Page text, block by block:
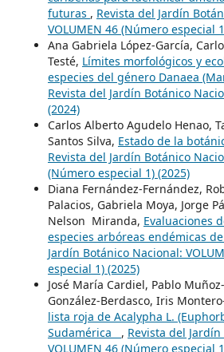
futuras , Revista del Jardín
VOLUMEN 46 (Número especial
Ana Gabriela López-García,
Testé, Límites morfológicos y
especies del género Danaea
Revista del Jardín Botánico
(2024)
Carlos Alberto Agudelo Henao,
Santos Silva, Estado de la
Revista del Jardín Botánico
(Número especial 1) (2025)
Diana Fernández-Fernández,
Palacios, Gabriela Moya, Jorge
Nelson Miranda, Evaluaciones
especies arbóreas endémicas
Jardín Botánico Nacional:
especial 1) (2025)
José María Cardiel, Pablo
González-Berdasco, Iris
lista roja de Acalypha L.
Sudamérica , Revista del
VOLUMEN 46 (Número especial